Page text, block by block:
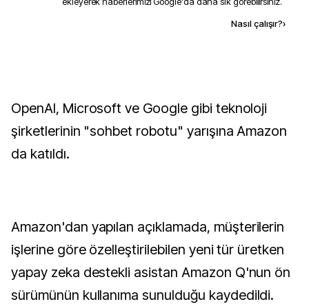
Nasıl çalışır?›
OpenAI, Microsoft ve Google gibi teknoloji
şirketlerinin "sohbet robotu" yarışına Amazon
da katıldı.
Amazon'dan yapılan açıklamada, müşterilerin
işlerine göre özelleştirilebilen yeni tür üretken
yapay zeka destekli asistan Amazon Q'nun ön
sürümünün kullanıma sunulduğu kaydedildi.